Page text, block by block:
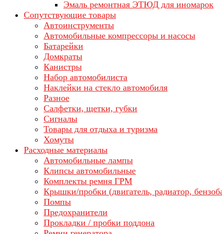
Эмаль ремонтная ЭТЮД для иномарок
Сопутствующие товары
Автоинструменты
Автомобильные компрессоры и насосы
Батарейки
Домкраты
Канистры
Набор автомобилиста
Наклейки на стекло автомобиля
Разное
Салфетки, щетки, губки
Сигналы
Товары для отдыха и туризма
Хомуты
Расходные материалы
Автомобильные лампы
Клипсы автомобильные
Комплекты ремня ГРМ
Крышки/пробки (двигатель, радиатор,
Помпы
Предохранители
Прокладки / пробки поддона